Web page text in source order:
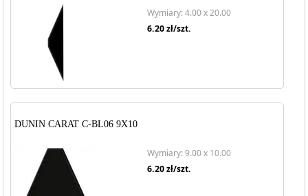
Wymiary: 4.00 x 20.00
6.20zł/szt.
DUNIN CARAT C-BL06 9X10
Wymiary: 9.00 x 10.00
6.20zł/szt.